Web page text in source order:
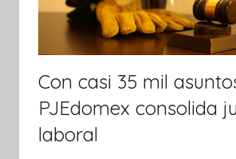
Con casi 35 mil
PJEdomex consolida
laboral